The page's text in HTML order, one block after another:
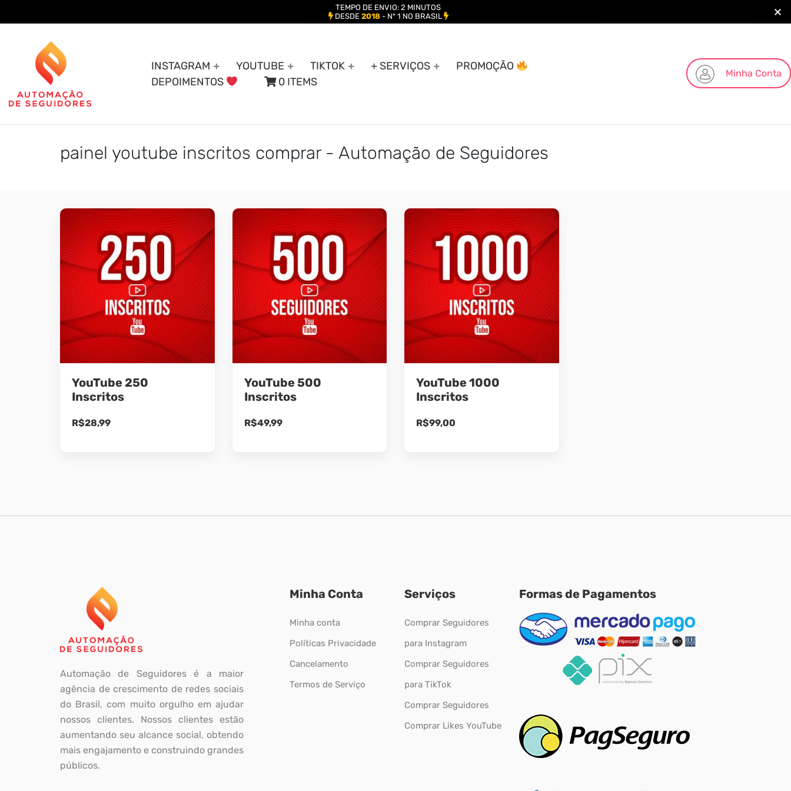
INSTAGRAM YOUTUBE TIKTOK + SERVIÇOS
PROMOÇÃO
DEPOIMENTOS
0 ITEMS
Minha Conta
painel youtube inscritos comprar - Automação de Seguidores
YouTube 250
Inscritos
R$28,99
YouTube 500
Inscritos
R$49,99
YouTube 1000
Inscritos
R$99,00
Automação de Seguidores é a maior
agência de crescimento de redes sociais
do Brasil, com muito orgulho em ajudar
nossos clientes. Nossos clientes estão
aumentando seu alcance social, obtendo
mais engajamento e construindo grandes
públicos.
Minha Conta
Minha conta
Políticas Privacidade
Cancelamento
Termos de Serviço
Serviços
Comprar Seguidores
para Instagram
Comprar Seguidores
para TikTok
Comprar Seguidores
Comprar Likes YouTube
Formas de Pagamentos
TEMPO DE ENVIO: 2 MINUTOS
DESDE 2018- Nº 1 NO BRASIL